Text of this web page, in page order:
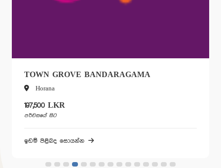
TOWN GROVE BANDARAGAMA
Horana
197,500 LKR
පර්චසයේ සිට
ඉඩම් පිළිබද සොයන්න